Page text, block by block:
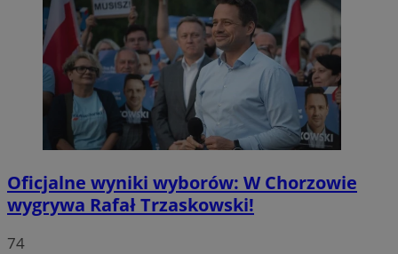
Oficjalne wyniki wyborów: W Chorzowie
wygrywa Rafał Trzaskowski!
74